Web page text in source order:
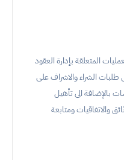
المتعلقة بإدارة العقود
الشراء والاشراف على
بالإضافة الى تأهيل
والاتفاقيات ومتابعة